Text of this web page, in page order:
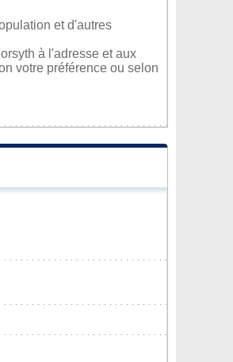
et d'autres
à l'adresse et aux
votre préférence ou selon